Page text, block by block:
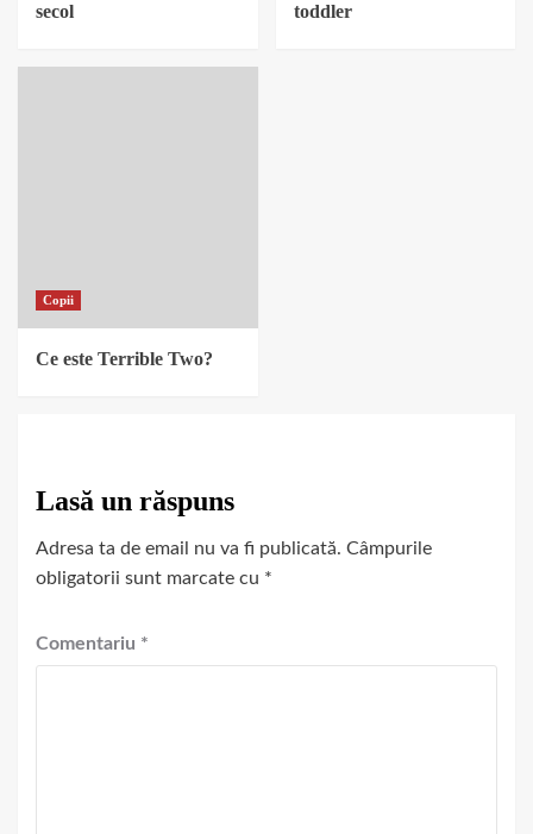
secol
toddler
Copii
Ce este Terrible Two?
Lasă un răspuns
Adresa ta de email nu va fi publicată. Câmpurile
obligatorii sunt marcate cu *
Comentariu *